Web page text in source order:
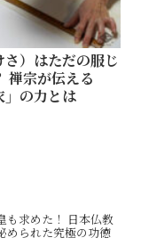
さ）はただの服じ
禅宗が伝える
」の力とは
も求めた！ 日本仏教
められた究極の功徳